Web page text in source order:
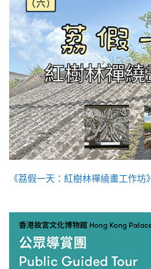
《荔假一天：紅樹林禪繞畫工作坊》